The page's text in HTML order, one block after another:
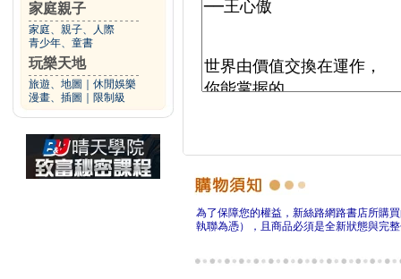
家庭親子
家庭、親子、人際
青少年、童書
玩樂天地
旅遊、地圖
休閒娛樂
漫畫、插圖
限制級
為了保障您的權益，新絲路網路書店所購
執聯為憑），且商品必須是全新狀態與完